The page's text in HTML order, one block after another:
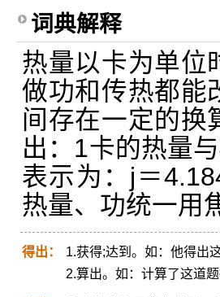
词典解释
热量以卡为单位
做功和传热都能
间存在一定的换
出：1卡的热量
表示为：j＝
热量、功统一用
得出：
1.获得;达到。如：他得出
2.算出。如：计算了这道题